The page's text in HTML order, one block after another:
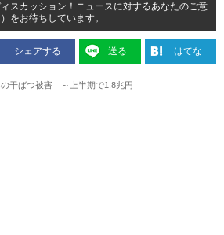
スカッション！ニュースに対するあなたのご意
をお待ちしています。
シェアする 送る はてな
干ばつ被害 ～上半期で1.8兆円